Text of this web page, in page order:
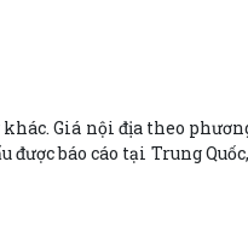
Giá nội địa theo
báo cáo tại Trung